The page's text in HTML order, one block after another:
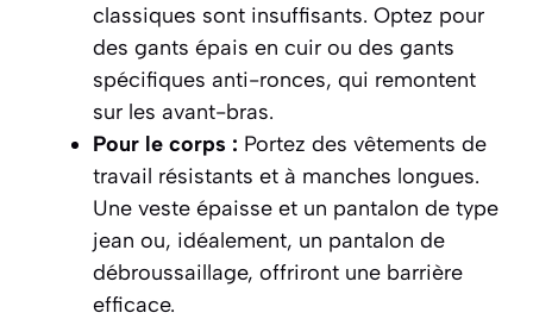
classiques sont insuffisants. Optez pour
des gants épais en cuir ou des gants
spécifiques anti-ronces, qui remontent
sur les avant-bras.
Pour le corps : Portez des vêtements de
travail résistants et à manches longues.
Une veste épaisse et un pantalon de type
jean ou, idéalement, un pantalon de
débroussaillage, offriront une barrière
efficace.